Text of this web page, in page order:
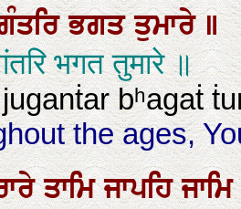
ਭਗਤਤੁਮਾਰੇ॥
भगत तुमारे ॥
bʰagaṫ
the ages,
ਤਾਮਿਜਾਪਹਿਜਾਮਿ